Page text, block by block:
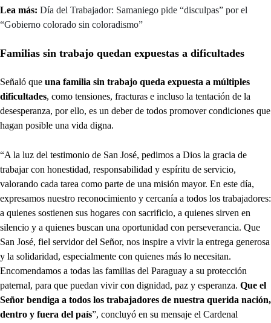
Lea más: Día del Trabajador: Samaniego pide “disculpas” por el
“Gobierno colorado sin coloradismo”
Familias sin trabajo quedan expuestas a dificultades
Señaló que una familia sin trabajo queda expuesta a múltiples
dificultades, como tensiones, fracturas e incluso la tentación de la
desesperanza, por ello, es un deber de todos promover condiciones que
hagan posible una vida digna.
“A la luz del testimonio de San José, pedimos a Dios la gracia de
trabajar con honestidad, responsabilidad y espíritu de servicio,
valorando cada tarea como parte de una misión mayor. En este día,
expresamos nuestro reconocimiento y cercanía a todos los trabajadores:
a quienes sostienen sus hogares con sacrificio, a quienes sirven en
silencio y a quienes buscan una oportunidad con perseverancia. Que
San José, fiel servidor del Señor, nos inspire a vivir la entrega generosa
y la solidaridad, especialmente con quienes más lo necesitan.
Encomendamos a todas las familias del Paraguay a su protección
paternal, para que puedan vivir con dignidad, paz y esperanza. Que el
Señor bendiga a todos los trabajadores de nuestra querida nación,
dentro y fuera del país”, concluyó en su mensaje el Cardenal